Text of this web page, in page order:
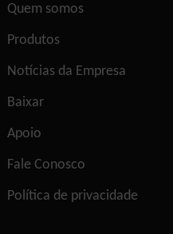
Quem somos
Produtos
Notícias da Empresa
Baixar
Apoio
Fale Conosco
Política de privacidade